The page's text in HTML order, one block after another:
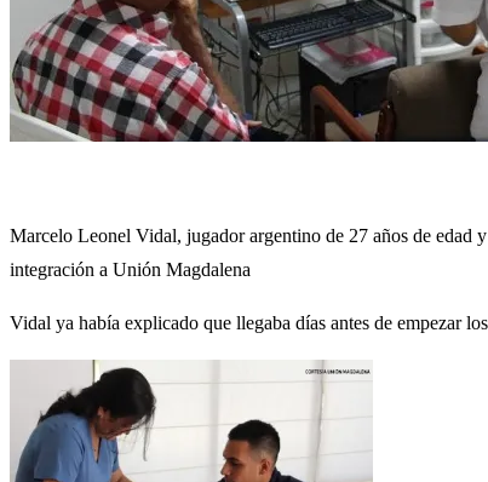
Marcelo Leonel Vidal, jugador argentino de 27 años de edad
integración a Unión Magdalena
Vidal ya había explicado que llegaba días antes de empezar